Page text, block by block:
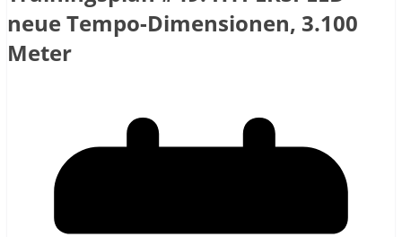
neue Tempo-Dimensionen, 3.100
Meter